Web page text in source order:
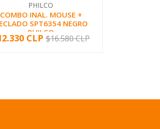
PHILCO
COMBO INAL. MOUSE +
SPT6354 NEGRO
PHILCO
+
CLP $16.580 CLP